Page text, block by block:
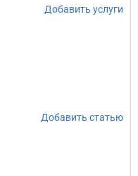
Добавить услуги
Добавить статью